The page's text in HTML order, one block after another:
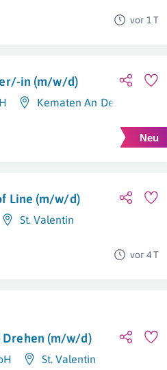
vor 1 T
in (m/w/d)
Kematen An Der Ybbs
Line (m/w/d)
St. Valentin
vor 4 T
Drehen (m/w/d)
St. Valentin